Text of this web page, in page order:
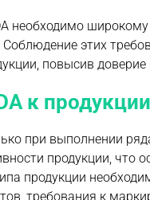
необходимо
этих
повысив
к продукции
при выполнении
продукции,
продукции
требования к